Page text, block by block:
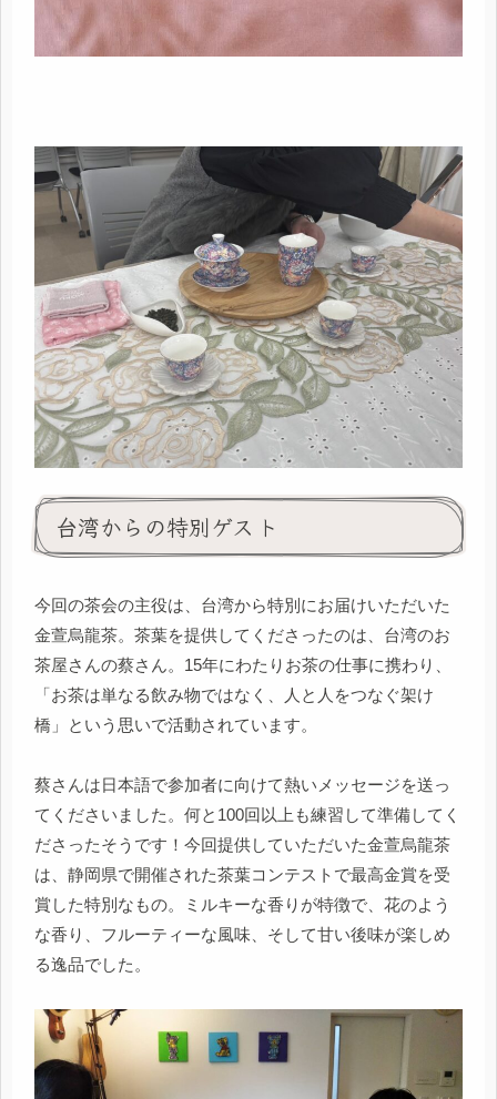
台湾からの特別ゲスト
今回の茶会の主役は、台湾から特別にお届けいただいた
金萱烏龍茶。茶葉を提供してくださったのは、台湾のお
茶屋さんの蔡さん。15年にわたりお茶の仕事に携わり、
「お茶は単なる飲み物ではなく、人と人をつなぐ架け
橋」という思いで活動されています。
蔡さんは日本語で参加者に向けて熱いメッセージを送っ
てくださいました。何と100回以上も練習して準備してく
ださったそうです！今回提供していただいた金萱烏龍茶
は、静岡県で開催された茶葉コンテストで最高金賞を受
賞した特別なもの。ミルキーな香りが特徴で、花のよう
な香り、フルーティーな風味、そして甘い後味が楽しめ
る逸品でした。